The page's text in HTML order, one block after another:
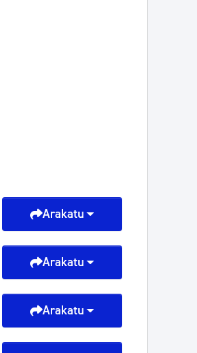
Arakatu
Arakatu
Arakatu